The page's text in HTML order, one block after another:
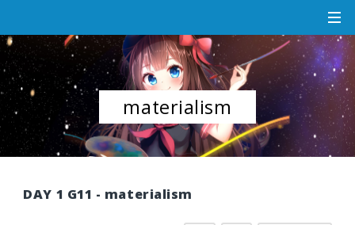
materialism
DAY 1 G11 - materialism